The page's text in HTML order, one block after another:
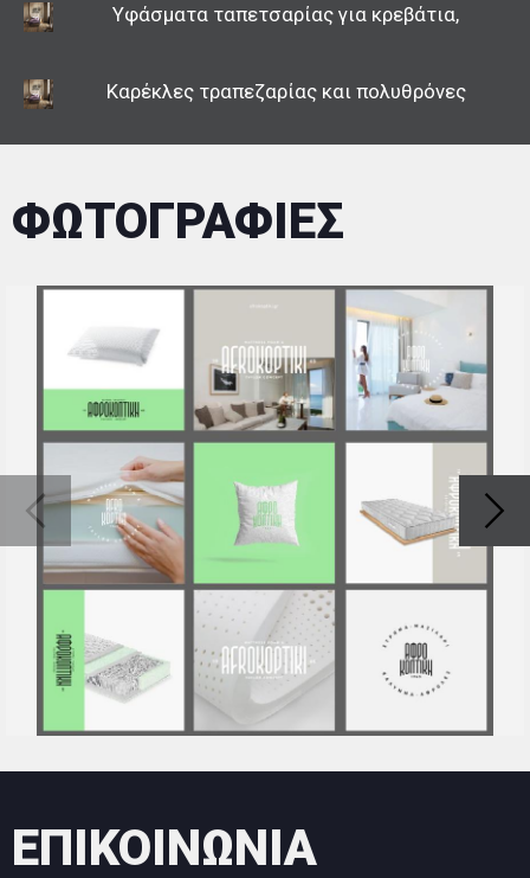
Υφάσματα ταπετσαρίας για κρεβάτια,
Καρέκλες τραπεζαρίας και πολυθρόνες
ΦΩΤΟΓΡΑΦΙΕΣ
ΕΠΙΚΟΙΝΩΝΙΑ